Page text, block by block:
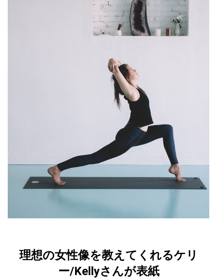
理想の女性像を教えてくれるケリ
ー/Kellyさんが表紙